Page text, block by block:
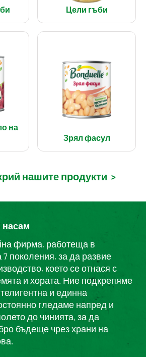
Цели гъби
на
Зрял фасул
нашите продукти >
насам
фирма, работеща в
поколения, за да развие
което се отнася с
и хората. Ние подкрепяме
и единна
гледаме напред и
до чинията, за да
бъдеще чрез храни на